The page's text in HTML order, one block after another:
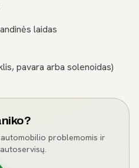
laidas
pavara arba solenoidas)
problemomis ir